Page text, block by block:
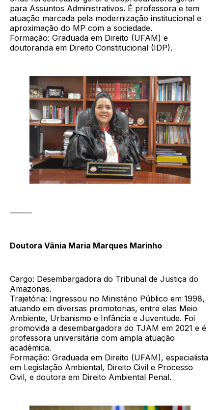
para Assuntos Administrativos. É professora e tem
atuação marcada pela modernização institucional e
aproximação do MP com a sociedade.
Formação: Graduada em Direito (UFAM) e
doutoranda em Direito Constitucional (IDP).
⸻
Doutora Vânia Maria Marques Marinho
Cargo: Desembargadora do Tribunal de Justiça do
Amazonas.
Trajetória: Ingressou no Ministério Público em 1998,
atuando em diversas promotorias, entre elas Meio
Ambiente, Urbanismo e Infância e Juventude. Foi
promovida a desembargadora do TJAM em 2021 e é
professora universitária com ampla atuação
acadêmica.
Formação: Graduada em Direito (UFAM), especialista
em Legislação Ambiental, Direito Civil e Processo
Civil, e doutora em Direito Ambiental Penal.